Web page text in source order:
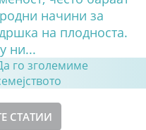
начини за
на плодноста.
ни...
го зголемиме
СТАТИИ